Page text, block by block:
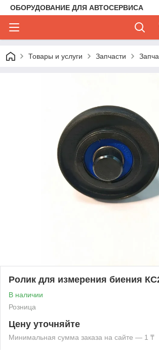
ОБОРУДОВАНИЕ ДЛЯ АВТОСЕРВИСА
Товары и услуги Запчасти
Ролик для измерения биения
В наличии
Розница
Цену уточняйте
Минимальная сумма заказа на сайте — 1 ₸